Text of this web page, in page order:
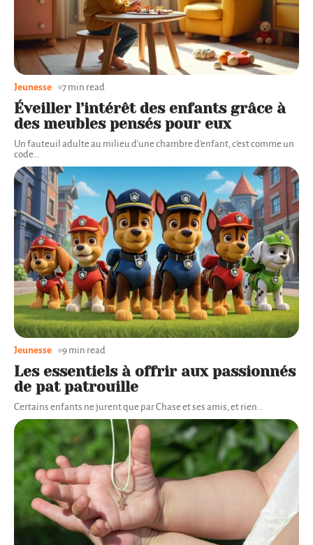
Éveiller l’intérêt des enfants grâce à
des meubles pensés pour eux
Un fauteuil adulte au milieu d'une chambre d'enfant, c'est comme un
code…
Jeunesse 7 min read
Les essentiels à offrir aux passionnés
de pat patrouille
Certains enfants ne jurent que par Chase et ses amis, et rien…
Jeunesse 9 min read